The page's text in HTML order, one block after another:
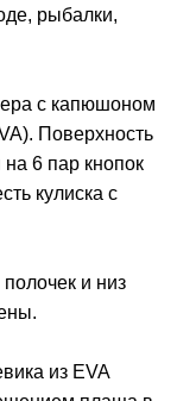
рыбалки,
с капюшоном
Поверхность
6 пар кнопок
кулиска с
и низ
из EVA